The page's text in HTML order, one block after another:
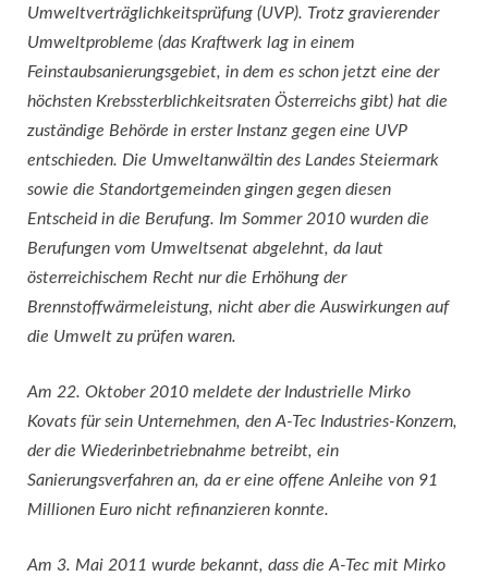
Umweltverträglichkeitsprüfung (UVP). Trotz gravierender
Umweltprobleme (das Kraftwerk lag in einem
Feinstaubsanierungsgebiet, in dem es schon jetzt eine der
höchsten Krebssterblichkeitsraten Österreichs gibt) hat die
zuständige Behörde in erster Instanz gegen eine UVP
entschieden. Die Umweltanwältin des Landes Steiermark
sowie die Standortgemeinden gingen gegen diesen
Entscheid in die Berufung. Im Sommer 2010 wurden die
Berufungen vom Umweltsenat abgelehnt, da laut
österreichischem Recht nur die Erhöhung der
Brennstoffwärmeleistung, nicht aber die Auswirkungen auf
die Umwelt zu prüfen waren.
Am 22. Oktober 2010 meldete der Industrielle Mirko
Kovats für sein Unternehmen, den A-Tec Industries-Konzern,
der die Wiederinbetriebnahme betreibt, ein
Sanierungsverfahren an, da er eine offene Anleihe von 91
Millionen Euro nicht refinanzieren konnte.
Am 3. Mai 2011 wurde bekannt, dass die A-Tec mit Mirko